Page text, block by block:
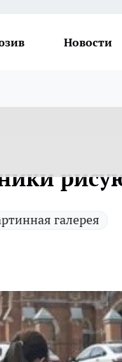
Новости
галерея